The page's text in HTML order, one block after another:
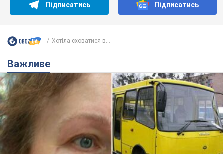
Підписатись Підписатись
Хотіла сховатися в...
Важливе